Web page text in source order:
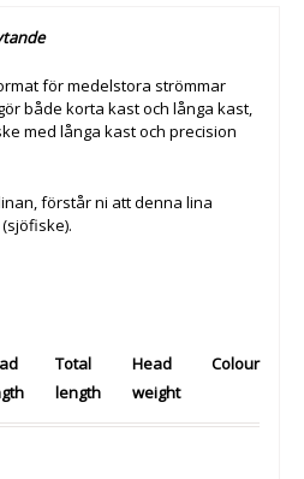
för medelstora strömmar
både korta kast och långa kast,
med långa kast och precision
förstår ni att denna lina
Total
length
Head
weight
Colour